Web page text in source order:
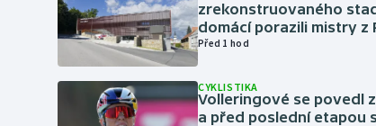
zrekonstruovaného
domácí porazili mistry z
Před 1 hod
CYKLISTIKA
Volleringové se povedl
a před poslední etapou